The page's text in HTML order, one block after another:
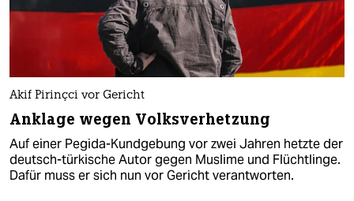
Akif Pirinçci vor Gericht
Anklage wegen Volksverhetzung
Auf einer Pegida-Kundgebung vor zwei Jahren hetzte der
deutsch-türkische Autor gegen Muslime und Flüchtlinge.
Dafür muss er sich nun vor Gericht verantworten.